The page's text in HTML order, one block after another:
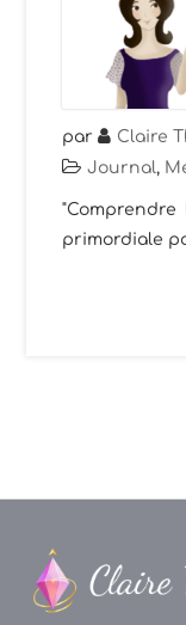
par Claire
Journal,
primordiale